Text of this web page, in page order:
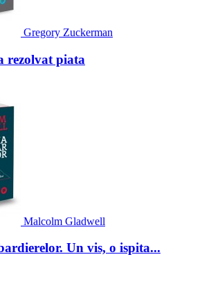
Gregory Zuckerman
rezolvat piata
Malcolm Gladwell
Un vis, o ispita...